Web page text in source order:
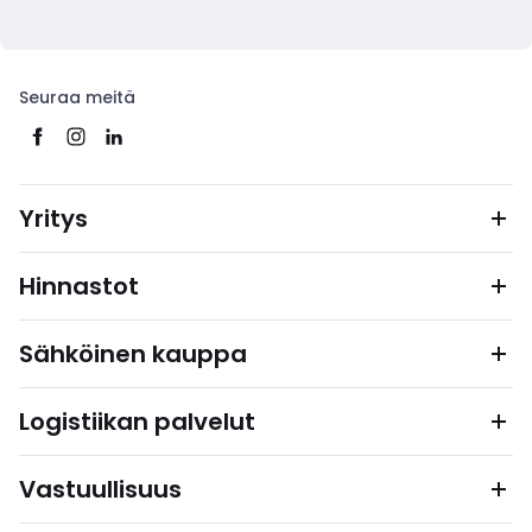
Seuraa meitä
Yritys
Hinnastot
Sähköinen kauppa
Logistiikan palvelut
Vastuullisuus